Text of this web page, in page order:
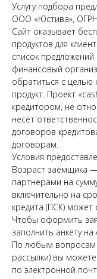
Услугу подбора
ООО «Юстива»,
Сайт оказывает
продуктов для
список
финансовый
обратиться с целью
продукт. Проект
кредитором, не
несёт
договоров
договорам.
Условия
Возраст заёмщика
партнерами на
включительно на
кредита (ПСК) может
Чтобы оформить
заполнить анкету
По любым вопросам
рассылки) вы
по электронной